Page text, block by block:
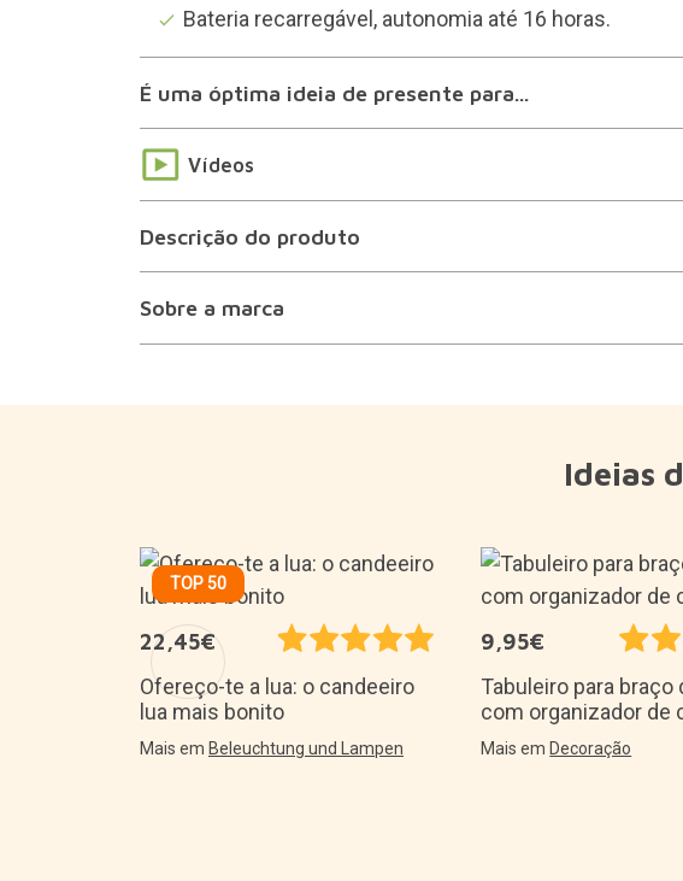
Bateria recarregável, autonomia até 16 horas.
É uma óptima ideia de presente para...
Vídeos
Descrição do produto
Sobre a marca
Ideias
TOP 50
22,45€
Ofereço-te a lua: o candeeiro
lua mais bonito
Mais em Beleuchtung und Lampen
9,95€
Tabuleiro para braço
com organizador de
Mais em Decoração